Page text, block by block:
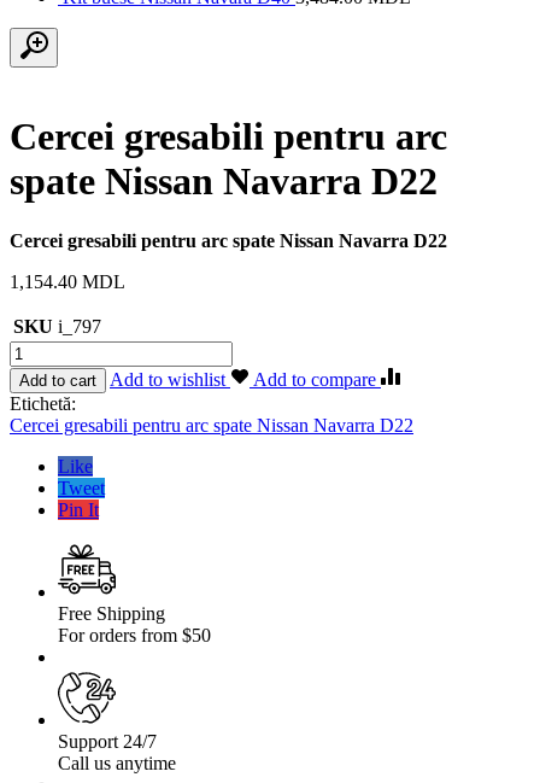
Cercei gresabili pentru arc
spate Nissan Navarra D22
Cercei gresabili pentru arc spate Nissan Navarra D22
1,154.40 MDL
SKU i_797
Cantitate
Cercei
gresabili
pentru
arc
Nissan
Navarra
Add to cart Add to wishlist
Add to compare
Etichetă:
Cercei gresabili pentru arc spate Nissan Navarra D22
Like
Tweet
Pin It
Free Shipping
For orders from $50
Support 24/7
Call us anytime